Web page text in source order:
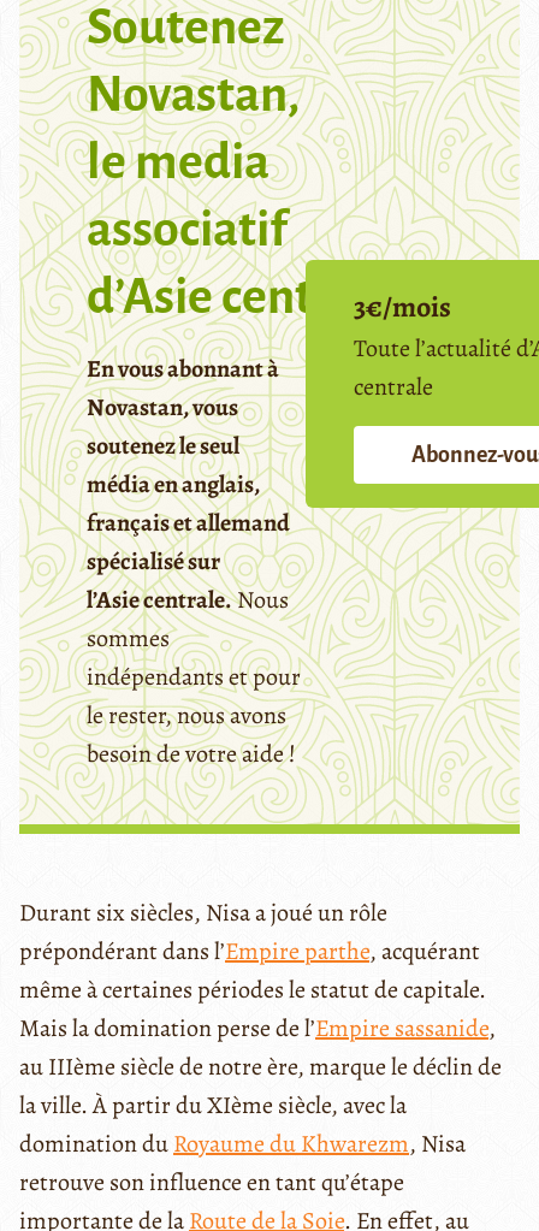
Soutenez
Novastan,
le media
associatif
d’Asie centrale
En vous abonnant à
Novastan, vous
soutenez le seul
média en anglais,
français et allemand
spécialisé sur
l’Asie centrale.Nous
sommes
indépendants et pour
le rester, nous avons
besoin de votre aide !
3€/mois
Toute l’actualité
centrale
Abonnez-
Durant six siècles, Nisa a joué un rôle
prépondérant dans l’Empire parthe, acquérant
même à certaines périodes le statut de capitale.
Mais la domination perse de l’Empire sassanide,
au IIIème siècle de notre ère, marque le déclin de
la ville. À partir du XIème siècle, avec la
domination duRoyaume du Khwarezm, Nisa
retrouve son influence en tant qu’étape
importante de laRoute de la Soie. En effet, au